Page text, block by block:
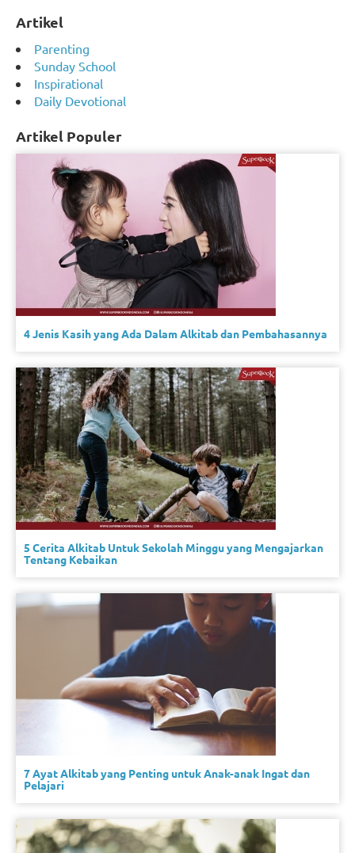
Artikel
Parenting
Sunday School
Inspirational
Daily Devotional
Artikel Populer
4 Jenis Kasih yang Ada Dalam Alkitab dan Pembahasannya
5 Cerita Alkitab Untuk Sekolah Minggu yang Mengajarkan
Tentang Kebaikan
7 Ayat Alkitab yang Penting untuk Anak-anak Ingat dan
Pelajari